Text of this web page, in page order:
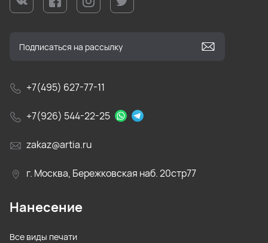
+7(495) 627-77-11
+7(926) 544-22-25
zakaz@artia.ru
г. Москва, Бережковская наб. 20стр77
Нанесение
Все виды печати